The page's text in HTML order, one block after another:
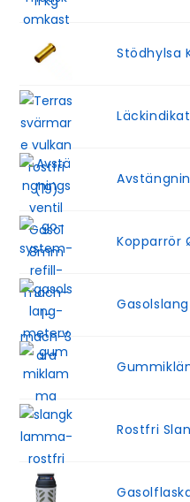
Stödhylsa
Kopparrör
Rostfri